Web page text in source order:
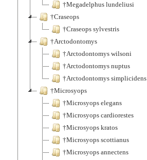
†Megadelphus lundeliusi
†Craseops
†Craseops sylvestris
†Arctodontomys
†Arctodontomys wilsoni
†Arctodontomys nuptus
†Arctodontomys simplicidens
†Microsyops
†Microsyops elegans
†Microsyops cardiorestes
†Microsyops kratos
†Microsyops scottianus
†Microsyops annectens